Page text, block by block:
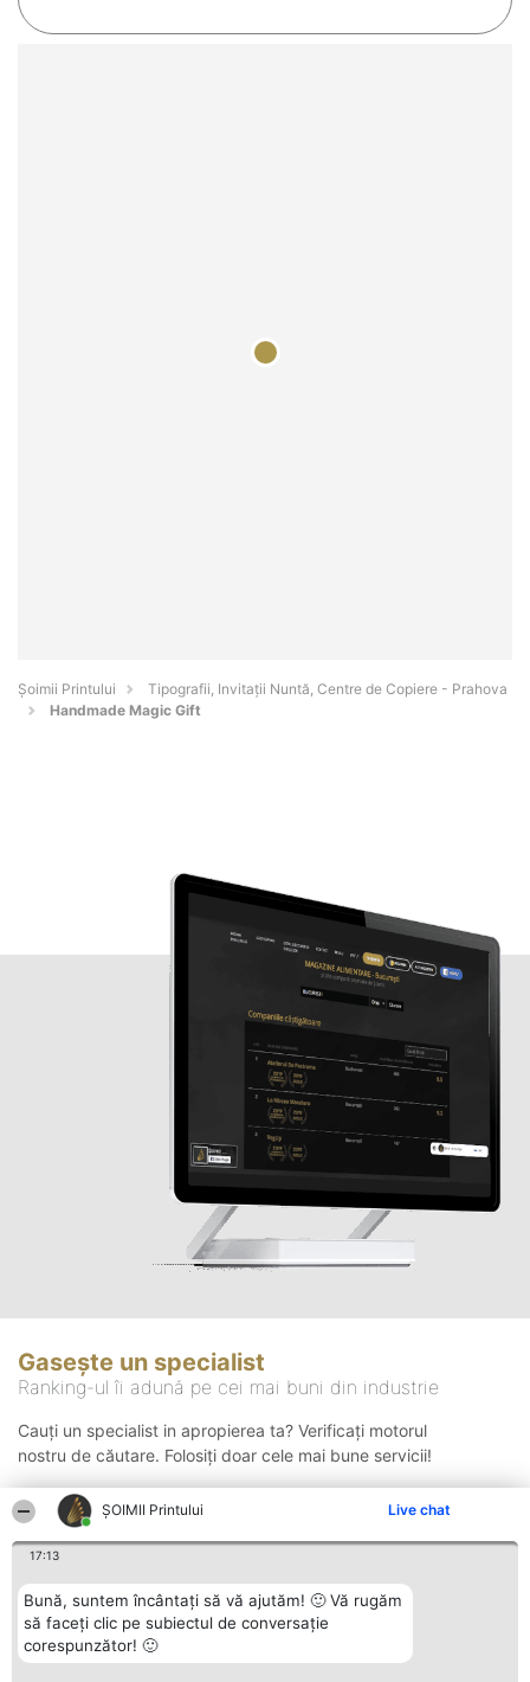
ŞOIMII Printului Live chat
17:13
Bună, suntem încântați să vă ajutăm! 🙂 Vă rugăm
să faceți clic pe subiectul de conversație
corespunzător! 🙂
Şoimii Printului
Tipografii, Invitații Nuntă, Centre de Copiere - Prahova
Handmade Magic Gift
Gasește un specialist
Ranking-ul îi adună pe cei mai buni din industrie
Cauți un specialist in apropierea ta? Verificați motorul
nostru de căutare. Folosiți doar cele mai bune servicii!